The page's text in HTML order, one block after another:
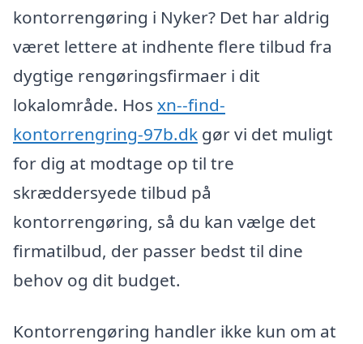
kontorrengøring i Nyker? Det har aldrig
været lettere at indhente flere tilbud fra
dygtige rengøringsfirmaer i dit
lokalområde. Hos xn--find-
kontorrengring-97b.dk gør vi det muligt
for dig at modtage op til tre
skræddersyede tilbud på
kontorrengøring, så du kan vælge det
firmatilbud, der passer bedst til dine
behov og dit budget.
Kontorrengøring handler ikke kun om at